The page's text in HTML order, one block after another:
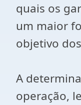
quais os
um maior
objetivo
A
operação,